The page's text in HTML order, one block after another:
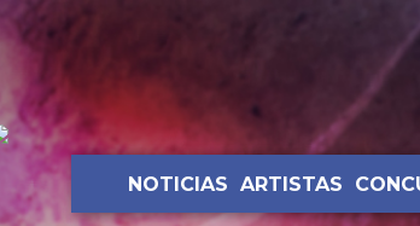
NOTICIAS ARTISTAS